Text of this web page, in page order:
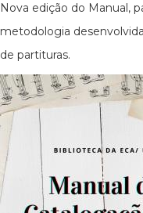
Nova edição do Manual,
metodologia
de partituras.